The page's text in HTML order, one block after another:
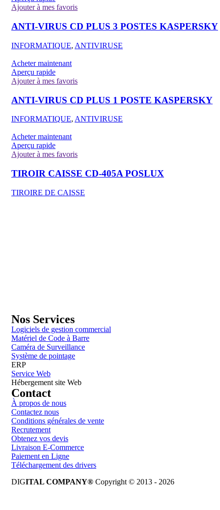
Ajouter à mes favoris
ANTI-VIRUS CD PLUS 3 POSTES KASPERSKY
INFORMATIQUE, ANTIVIRUSE
Acheter maintenant
Aperçu rapide
Ajouter à mes favoris
ANTI-VIRUS CD PLUS 1 POSTE KASPERSKY
INFORMATIQUE, ANTIVIRUSE
Acheter maintenant
Aperçu rapide
Ajouter à mes favoris
TIROIR CAISSE CD-405A POSLUX
TIROIRE DE CAISSE
Nos Services
Logiciels de gestion commercial
Matériel de Code à Barre
Caméra de Surveillance
Système de pointage
ERP
Service Web
Hébergement site Web
Contact
À propos de nous
Contactez nous
Conditions générales de vente
Recrutement
Obtenez vos devis
Livraison E-Commerce
Paiement en Ligne
Téléchargement des drivers
DIGITAL COMPANY® Copyright © 2013 - 2026